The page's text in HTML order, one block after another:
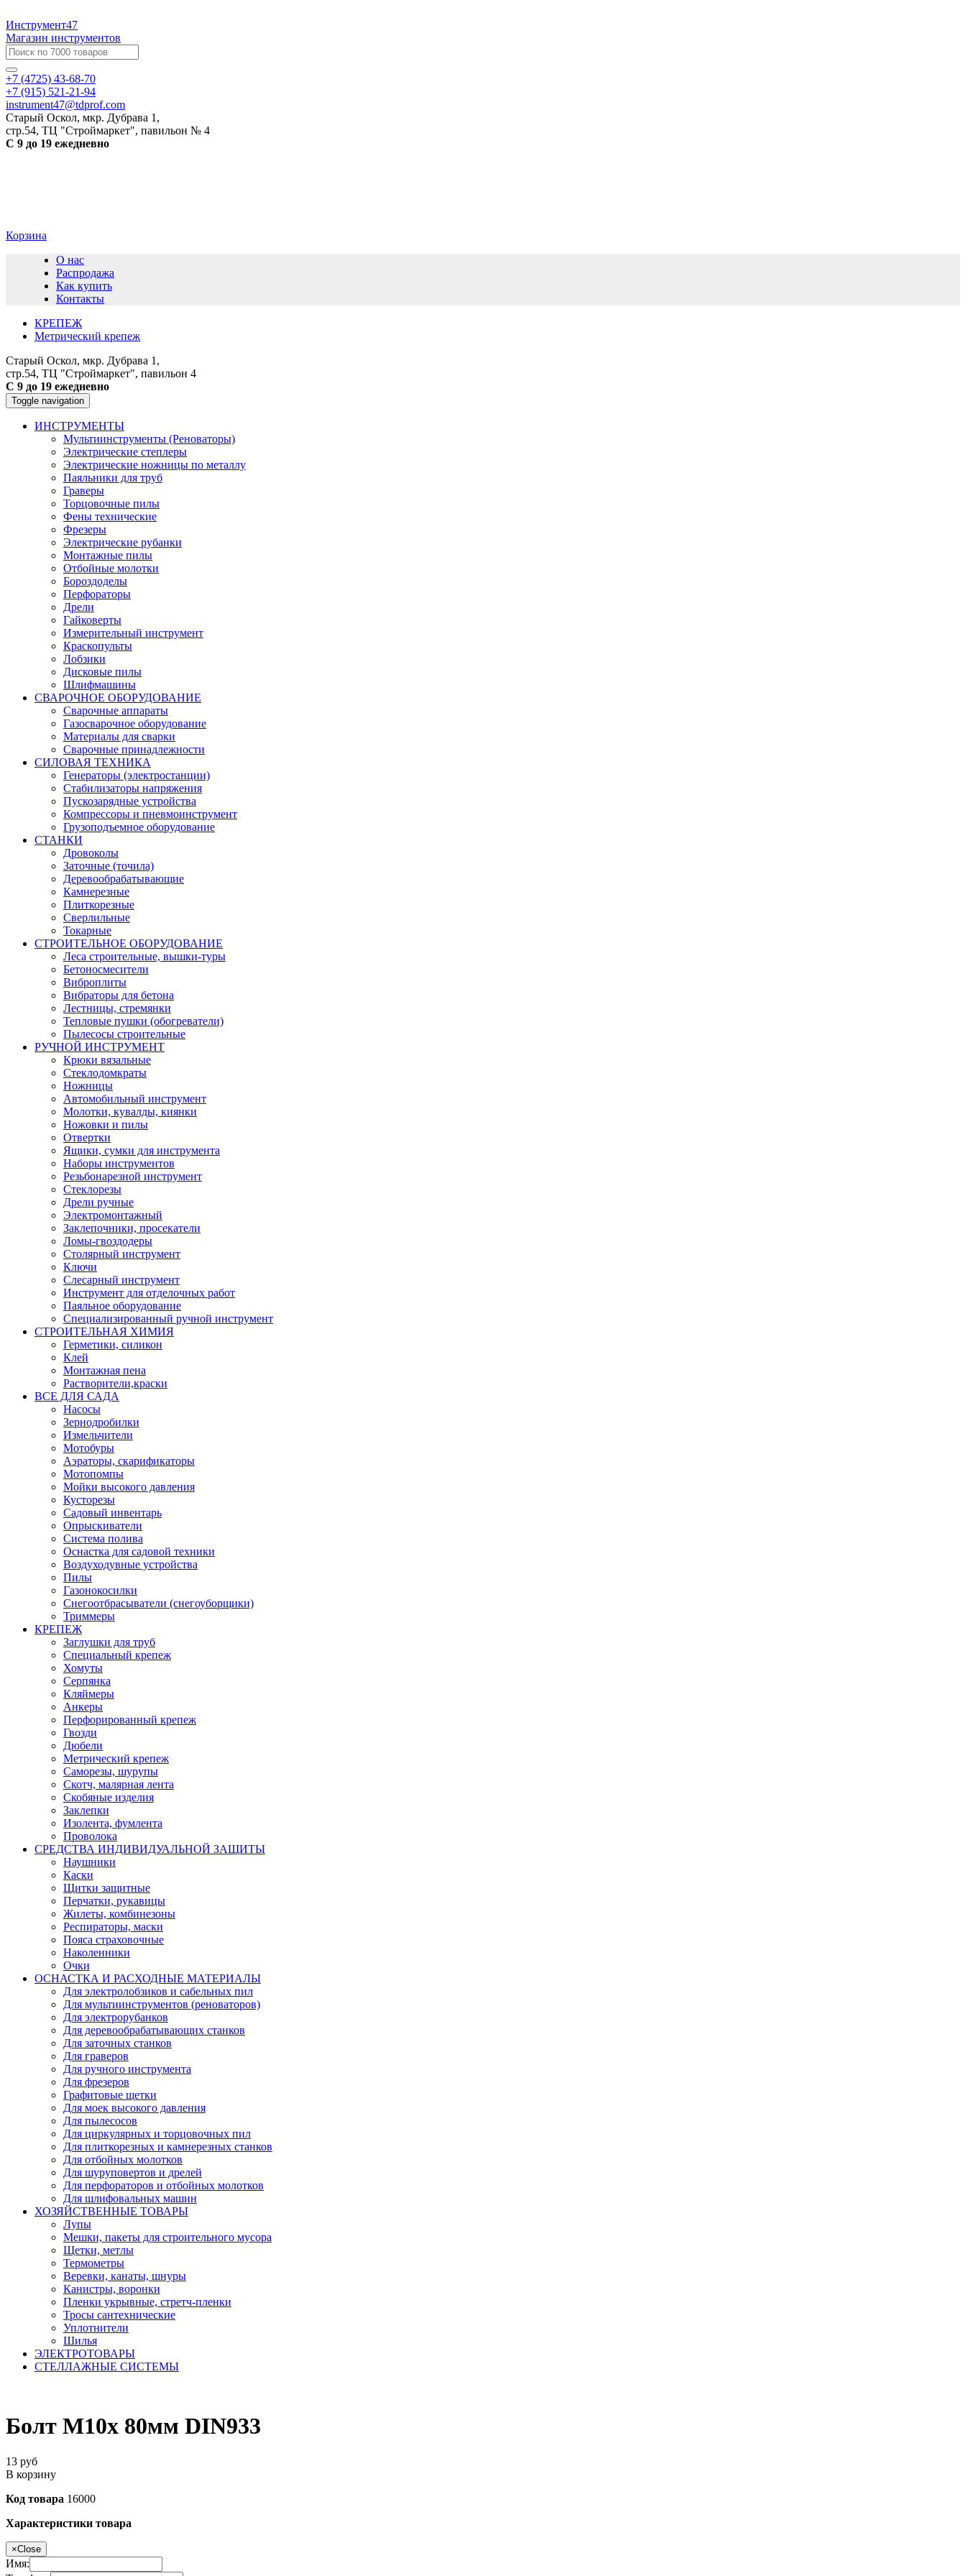
Инструмент47
Магазин инструментов
+7 (4725) 43-68-70
+7 (915) 521-21-94
instrument47@tdprof.com
Старый Оскол, мкр. Дубрава 1,
стр.54, ТЦ "Строймаркет", павильон № 4
С 9 до 19 ежедневно
Корзина
О нас
Распродажа
Как купить
Контакты
КРЕПЕЖ
Метрический крепеж
Старый Оскол, мкр. Дубрава 1,
стр.54, ТЦ "Строймаркет", павильон 4
С 9 до 19 ежедневно
Toggle navigation
ИНСТРУМЕНТЫ
Мультиинструменты (Реноваторы)
Электрические степлеры
Электрические ножницы по металлу
Паяльники для труб
Граверы
Торцовочные пилы
Фены технические
Фрезеры
Электрические рубанки
Монтажные пилы
Отбойные молотки
Бороздоделы
Перфораторы
Дрели
Гайковерты
Измерительный инструмент
Краскопульты
Лобзики
Дисковые пилы
Шлифмашины
СВАРОЧНОЕ ОБОРУДОВАНИЕ
Сварочные аппараты
Газосварочное оборудование
Материалы для сварки
Сварочные принадлежности
СИЛОВАЯ ТЕХНИКА
Генераторы (электростанции)
Стабилизаторы напряжения
Пускозарядные устройства
Компрессоры и пневмоинструмент
Грузоподъемное оборудование
СТАНКИ
Дровоколы
Заточные (точила)
Деревообрабатывающие
Камнерезные
Плиткорезные
Сверлильные
Токарные
СТРОИТЕЛЬНОЕ ОБОРУДОВАНИЕ
Леса строительные, вышки-туры
Бетоносмесители
Виброплиты
Вибраторы для бетона
Лестницы, стремянки
Тепловые пушки (обогреватели)
Пылесосы строительные
РУЧНОЙ ИНСТРУМЕНТ
Крюки вязальные
Стеклодомкраты
Ножницы
Автомобильный инструмент
Молотки, кувалды, киянки
Ножовки и пилы
Отвертки
Ящики, сумки для инструмента
Наборы инструментов
Резьбонарезной инструмент
Стеклорезы
Дрели ручные
Электромонтажный
Заклепочники, просекатели
Ломы-гвоздодеры
Столярный инструмент
Ключи
Слесарный инструмент
Инструмент для отделочных работ
Паяльное оборудование
Специализированный ручной инструмент
СТРОИТЕЛЬНАЯ ХИМИЯ
Герметики, силикон
Клей
Монтажная пена
Растворители,краски
ВСЕ ДЛЯ САДА
Насосы
Зернодробилки
Измельчители
Мотобуры
Аэраторы, скарификаторы
Мотопомпы
Мойки высокого давления
Кусторезы
Садовый инвентарь
Опрыскиватели
Система полива
Оснастка для садовой техники
Воздуходувные устройства
Пилы
Газонокосилки
Снегоотбрасыватели (снегоуборщики)
Триммеры
КРЕПЕЖ
Заглушки для труб
Специальный крепеж
Хомуты
Серпянка
Кляймеры
Анкеры
Перфорированный крепеж
Гвозди
Дюбели
Метрический крепеж
Саморезы, шурупы
Скотч, малярная лента
Скобяные изделия
Заклепки
Изолента, фумлента
Проволока
СРЕДСТВА ИНДИВИДУАЛЬНОЙ ЗАЩИТЫ
Наушники
Каски
Щитки защитные
Перчатки, рукавицы
Жилеты, комбинезоны
Респираторы, маски
Пояса страховочные
Наколенники
Очки
ОСНАСТКА И РАСХОДНЫЕ МАТЕРИАЛЫ
Для электролобзиков и сабельных пил
Для мультиинструментов (реноваторов)
Для электрорубанков
Для деревообрабатывающих станков
Для заточных станков
Для граверов
Для ручного инструмента
Для фрезеров
Графитовые щетки
Для моек высокого давления
Для пылесосов
Для циркулярных и торцовочных пил
Для плиткорезных и камнерезных станков
Для отбойных молотков
Для шуруповертов и дрелей
Для перфораторов и отбойных молотков
Для шлифовальных машин
ХОЗЯЙСТВЕННЫЕ ТОВАРЫ
Лупы
Мешки, пакеты для строительного мусора
Щетки, метлы
Термометры
Веревки, канаты, шнуры
Канистры, воронки
Пленки укрывные, стретч-пленки
Тросы сантехнические
Уплотнители
Шилья
ЭЛЕКТРОТОВАРЫ
СТЕЛЛАЖНЫЕ СИСТЕМЫ
Болт М10х 80мм DIN933
13 руб
В корзину
Код товара 16000
Характеристики товара
×Close
Имя: